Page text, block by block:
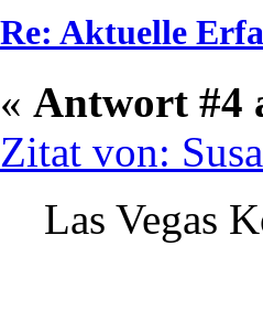
Re: Aktuelle
« Antwort #4
Zitat von:
Las Vegas